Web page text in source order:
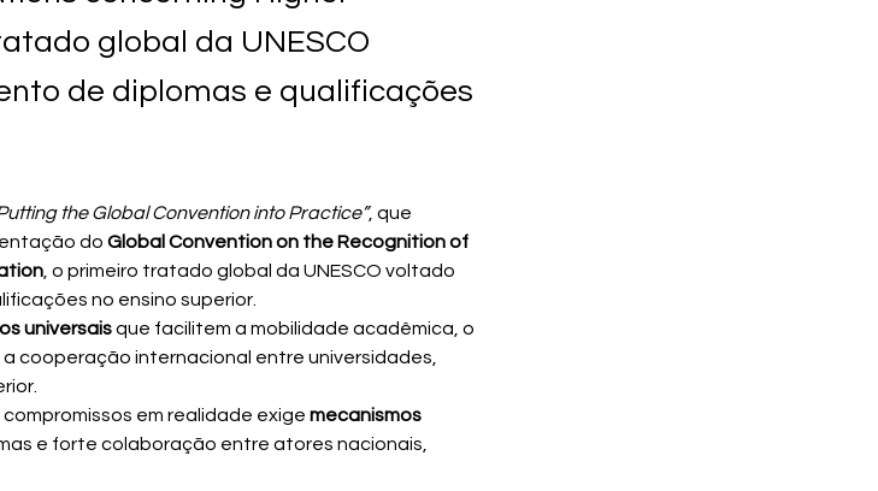
global da UNESCO
de diplomas e qualificações
the Global Convention into Practice”, que
do Global Convention on the Recognition of
, o primeiro tratado global da UNESCO voltado
no ensino superior.
universais que facilitem a mobilidade acadêmica, o
cooperação internacional entre universidades,
em realidade exige mecanismos
e forte colaboração entre atores nacionais,